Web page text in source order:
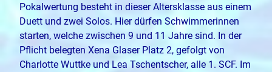
Pokalwertung besteht in dieser Altersklasse aus einem
Duett und zwei Solos. Hier dürfen Schwimmerinnen
starten, welche zwischen 9 und 11 Jahre sind. In der
Pflicht belegten Xena Glaser Platz 2, gefolgt von
Charlotte Wuttke und Lea Tschentscher, alle 1. SCF. Im